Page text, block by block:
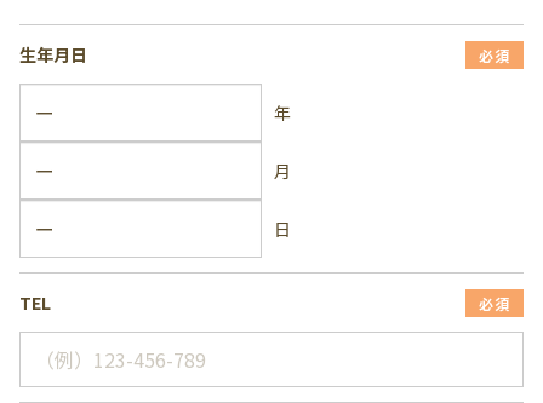
生年月日 必須
年
月
日
TEL 必須